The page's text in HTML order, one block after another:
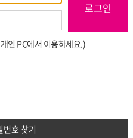
인 PC에서 이용하세요.)
로그인
번호 찾기